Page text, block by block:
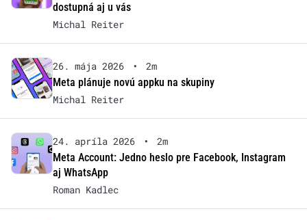
dostupná aj u vás
Michal Reiter
26. mája 2026 •
2m
Meta plánuje novú appku na skupiny
Michal Reiter
24. apríla 2026 •
2m
Meta Account: Jedno heslo pre Facebook, Instagram
aj WhatsApp
Roman Kadlec